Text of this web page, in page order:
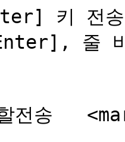
키 전송
줄
할전송